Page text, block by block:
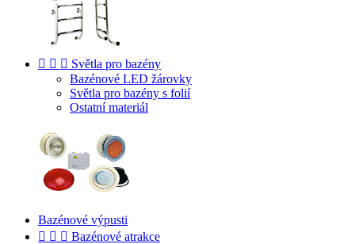
   Světla pro bazény
Bazénové LED žárovky
Světla pro bazény s folií
Ostatní materiál
Bazénové výpusti
   Bazénové atrakce